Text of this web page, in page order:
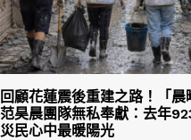
回顧花蓮震後重建之路！「
范昊晨團隊無私奉獻：去年
災民心中最暖陽光